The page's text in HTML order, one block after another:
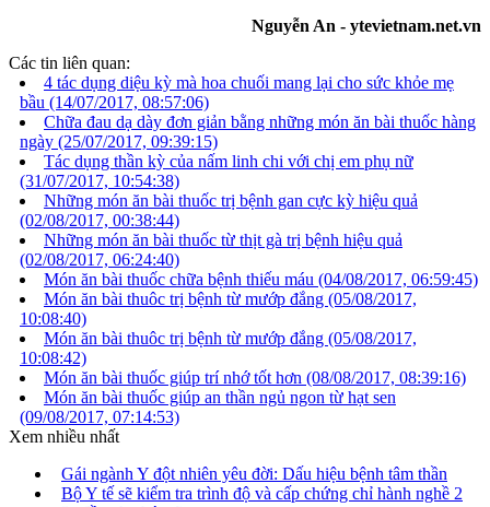
Nguyễn An - ytevietnam.net.vn
Các tin liên quan:
4 tác dụng diệu kỳ mà hoa chuối mang lại cho sức khỏe mẹ
bầu (14/07/2017, 08:57:06)
Chữa đau dạ dày đơn giản bằng những món ăn bài thuốc hàng
ngày (25/07/2017, 09:39:15)
Tác dụng thần kỳ của nấm linh chi với chị em phụ nữ
(31/07/2017, 10:54:38)
Những món ăn bài thuốc trị bệnh gan cực kỳ hiệu quả
(02/08/2017, 00:38:44)
Những món ăn bài thuốc từ thịt gà trị bệnh hiệu quả
(02/08/2017, 06:24:40)
Món ăn bài thuốc chữa bệnh thiếu máu (04/08/2017, 06:59:45)
Món ăn bài thuôc trị bệnh từ mướp đắng (05/08/2017,
10:08:40)
Món ăn bài thuôc trị bệnh từ mướp đắng (05/08/2017,
10:08:42)
Món ăn bài thuốc giúp trí nhớ tốt hơn (08/08/2017, 08:39:16)
Món ăn bài thuốc giúp an thần ngủ ngon từ hạt sen
(09/08/2017, 07:14:53)
Xem nhiều nhất
Gái ngành Y đột nhiên yêu đời: Dấu hiệu bệnh tâm thần
Bộ Y tế sẽ kiểm tra trình độ và cấp chứng chỉ hành nghề 2